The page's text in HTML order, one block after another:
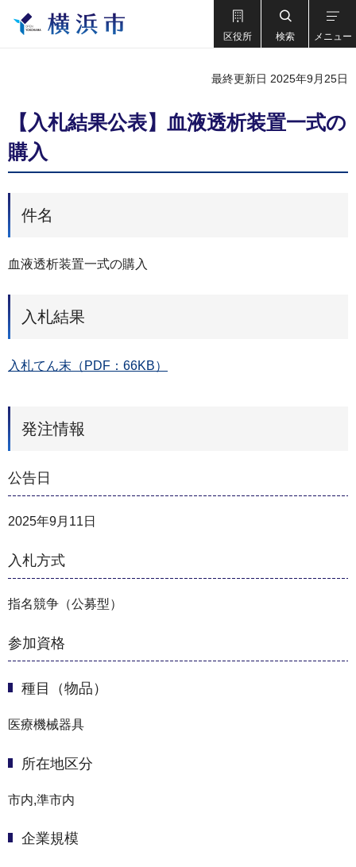
区役所 検索 メニュー
最終更新日 2025年9月25日
【入札結果公表】血液透析装置一式の
購入
件名
血液透析装置一式の購入
入札結果
入札てん末（PDF：66KB）
発注情報
公告日
2025年9月11日
入札方式
指名競争（公募型）
参加資格
種目（物品）
医療機械器具
所在地区分
市内,準市内
企業規模